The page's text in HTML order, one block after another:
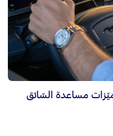
مساعدة السّائق